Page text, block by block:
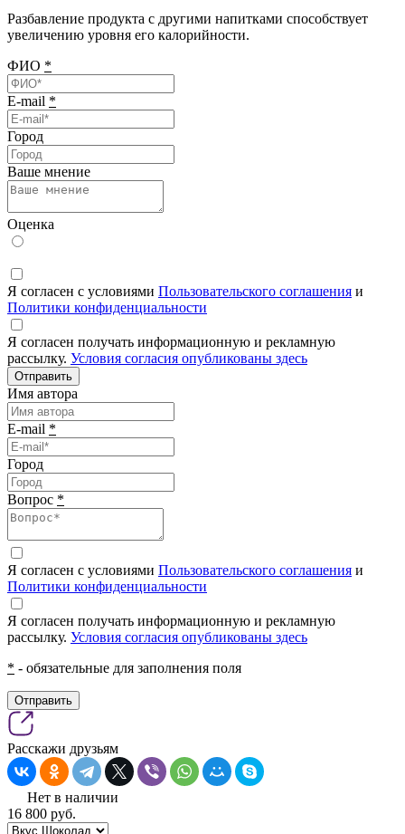
Разбавление продукта с другими напитками способствует
увеличению уровня его калорийности.
ФИО *
E-mail *
Город
Ваше мнение
Оценка
Я согласен с условиями Пользовательского соглашения и
Политики конфиденциальности
Я согласен получать информационную и рекламную
рассылку. Условия согласия опубликованы здесь
Отправить
Имя автора
E-mail *
Город
Вопрос *
Я согласен с условиями Пользовательского соглашения и
Политики конфиденциальности
Я согласен получать информационную и рекламную
рассылку. Условия согласия опубликованы здесь
* - обязательные для заполнения поля
Отправить
Расскажи друзьям
Нет в наличии
16 800 pуб.